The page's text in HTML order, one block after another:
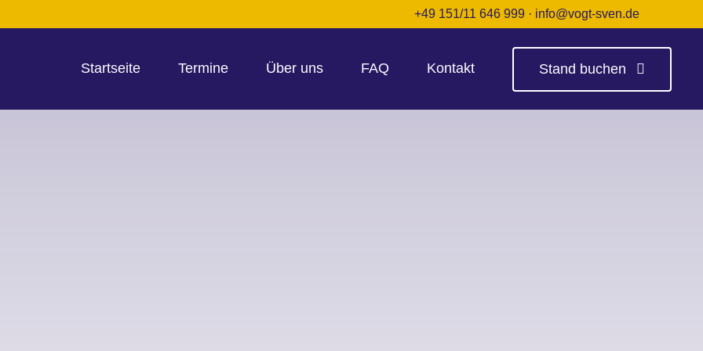
+49 151/11 646 999 · info@vogt-sven.de
Startseite Termine Über uns FAQ Kontakt Stand buchen